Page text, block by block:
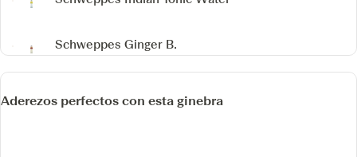
Schweppes Ginger B.
Aderezos perfectos con esta ginebra